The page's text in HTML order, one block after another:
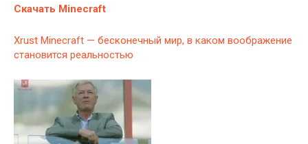
Скачать Minecraft
Xrust Minecraft — бесконечный мир, в каком воображение
становится реальностью